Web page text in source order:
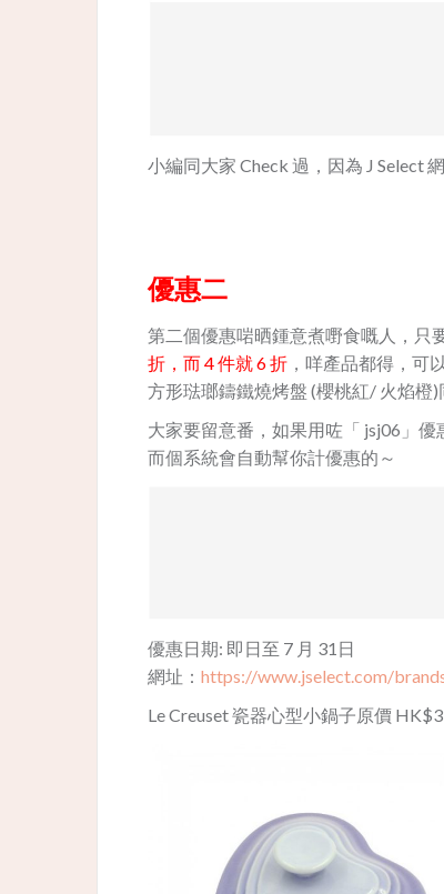
小編同大家 Check 過，因為 J Select
優惠二
第二個優惠啱晒鍾意煮嘢食嘅人，只
折，而 4 件就 6 折 ，咩產品都得，可
方形琺瑯鑄鐵燒烤盤 (櫻桃紅/ 火焰橙)
大家要留意番，如果用咗「 jsj06」優
而個系統會自動幫你計優惠的～
優惠日期: 即日至 7 月 31日
網址： https://www.jselect.com/
Le Creuset 瓷器心型小鍋子原價